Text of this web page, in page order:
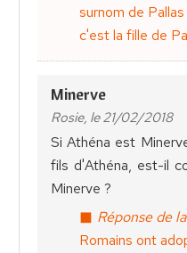
surnom de
c'est la fille de
Minerve
Rosie, le 21/02/2018
Si Athéna est
fils d'Athéna, est-il
Minerve ?
Réponse de
Romains ont